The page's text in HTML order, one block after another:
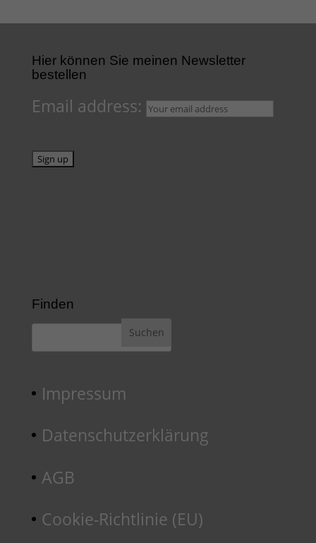
Hier können Sie meinen Newsletter
bestellen
Email address:
Finden
Impressum
Datenschutzerklärung
AGB
Cookie-Richtlinie (EU)